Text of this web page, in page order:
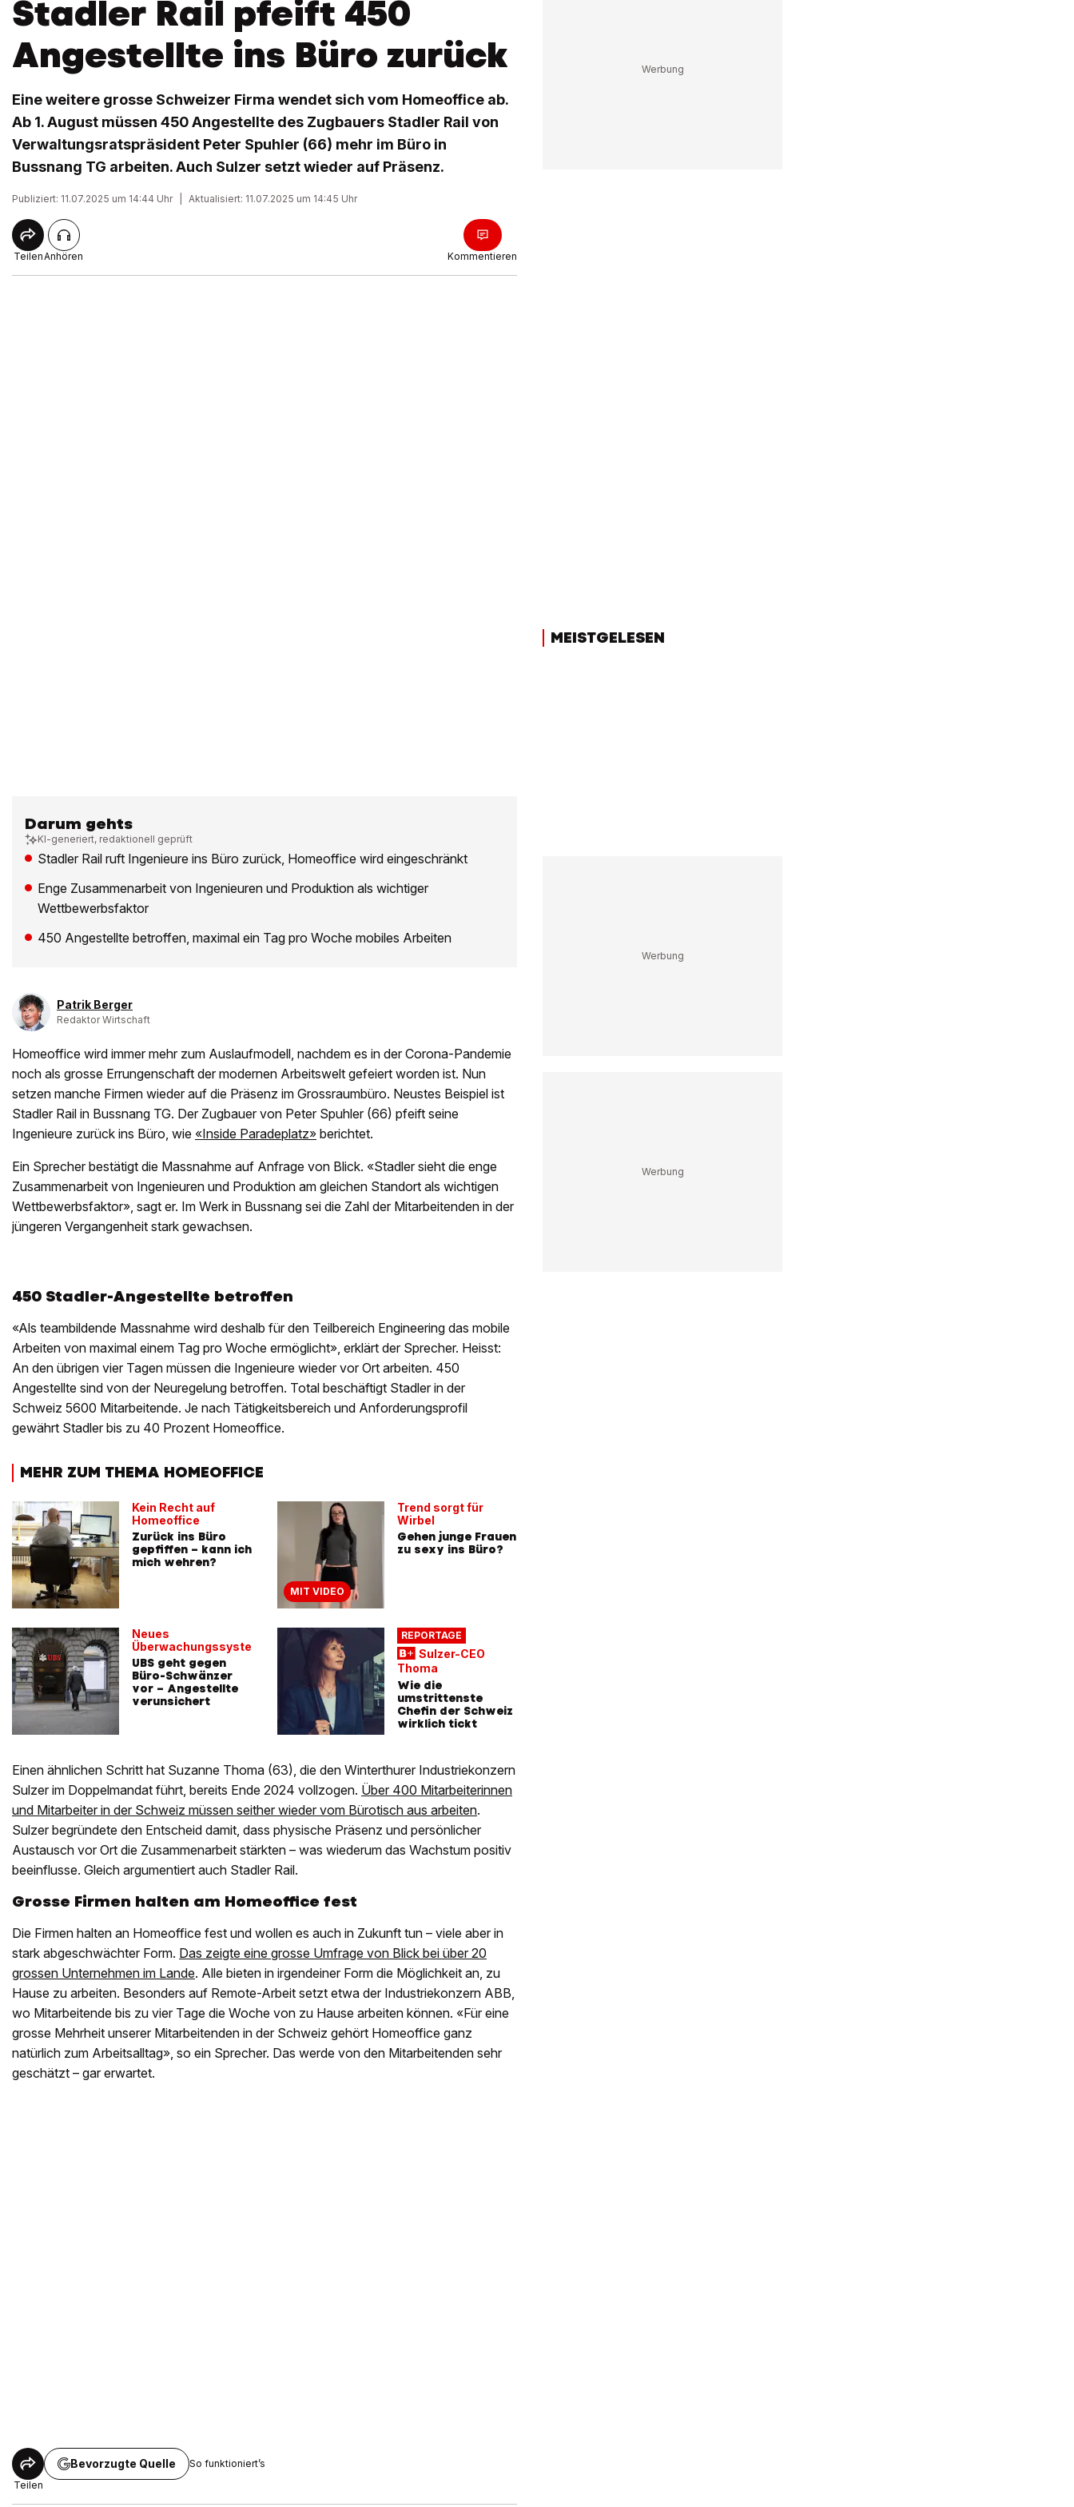
Stadler Rail pfeift 450
Angestellte ins Büro zurück
Eine weitere grosse Schweizer Firma wendet sich vom Homeoffice ab.
Ab 1. August müssen 450 Angestellte des Zugbauers Stadler Rail von
Verwaltungsratspräsident Peter Spuhler (66) mehr im Büro in
Bussnang TG arbeiten. Auch Sulzer setzt wieder auf Präsenz.
Publiziert: 11.07.2025 um 14:44 Uhr Aktualisiert: 11.07.2025 um 14:45 Uhr
TeilenAnhören Kommentieren
Darum gehts
KI-generiert, redaktionell geprüft
Stadler Rail ruft Ingenieure ins Büro zurück, Homeoffice wird eingeschränkt
Enge Zusammenarbeit von Ingenieuren und Produktion als wichtiger
Wettbewerbsfaktor
450 Angestellte betroffen, maximal ein Tag pro Woche mobiles Arbeiten
Patrik Berger
Redaktor Wirtschaft
Homeoffice wird immer mehr zum Auslaufmodell, nachdem es in der Corona-Pandemie
noch als grosse Errungenschaft der modernen Arbeitswelt gefeiert worden ist. Nun
setzen manche Firmen wieder auf die Präsenz im Grossraumbüro. Neustes Beispiel ist
Stadler Rail in Bussnang TG. Der Zugbauer von Peter Spuhler (66) pfeift seine
Ingenieure zurück ins Büro, wie «Inside Paradeplatz» berichtet.
Ein Sprecher bestätigt die Massnahme auf Anfrage von Blick. «Stadler sieht die enge
Zusammenarbeit von Ingenieuren und Produktion am gleichen Standort als wichtigen
Wettbewerbsfaktor», sagt er. Im Werk in Bussnang sei die Zahl der Mitarbeitenden in der
jüngeren Vergangenheit stark gewachsen.
450 Stadler-Angestellte betroffen
«Als teambildende Massnahme wird deshalb für den Teilbereich Engineering das mobile
Arbeiten von maximal einem Tag pro Woche ermöglicht», erklärt der Sprecher. Heisst:
An den übrigen vier Tagen müssen die Ingenieure wieder vor Ort arbeiten. 450
Angestellte sind von der Neuregelung betroffen. Total beschäftigt Stadler in der
Schweiz 5600 Mitarbeitende. Je nach Tätigkeitsbereich und Anforderungsprofil
gewährt Stadler bis zu 40 Prozent Homeoffice.
MEHR ZUM THEMA HOMEOFFICE
Kein Recht auf
Homeoffice
Zurück ins Büro
gepfiffen – kann ich
mich wehren?
Neues
Überwachungssystem
UBS geht gegen
Büro-Schwänzer
vor – Angestellte
verunsichert
MIT VIDEO
Trend sorgt für
Wirbel
Gehen junge Frauen
zu sexy ins Büro?
REPORTAGE
Sulzer-CEO
Thoma
Wie die
umstrittenste
Chefin der Schweiz
wirklich tickt
Einen ähnlichen Schritt hat Suzanne Thoma (63), die den Winterthurer Industriekonzern
Sulzer im Doppelmandat führt, bereits Ende 2024 vollzogen. Über 400 Mitarbeiterinnen
und Mitarbeiter in der Schweiz müssen seither wieder vom Bürotisch aus arbeiten.
Sulzer begründete den Entscheid damit, dass physische Präsenz und persönlicher
Austausch vor Ort die Zusammenarbeit stärkten – was wiederum das Wachstum positiv
beeinflusse. Gleich argumentiert auch Stadler Rail.
Grosse Firmen halten am Homeoffice fest
Die Firmen halten an Homeoffice fest und wollen es auch in Zukunft tun – viele aber in
stark abgeschwächter Form. Das zeigte eine grosse Umfrage von Blick bei über 20
grossen Unternehmen im Lande. Alle bieten in irgendeiner Form die Möglichkeit an, zu
Hause zu arbeiten. Besonders auf Remote-Arbeit setzt etwa der Industriekonzern ABB,
wo Mitarbeitende bis zu vier Tage die Woche von zu Hause arbeiten können. «Für eine
grosse Mehrheit unserer Mitarbeitenden in der Schweiz gehört Homeoffice ganz
natürlich zum Arbeitsalltag», so ein Sprecher. Das werde von den Mitarbeitenden sehr
geschätzt – gar erwartet.
Teilen
Bevorzugte Quelle So funktioniert’s
MEISTGELESEN